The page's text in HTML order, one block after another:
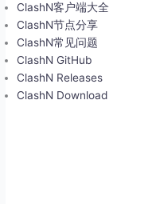
ClashN客户端大全
ClashN节点分享
ClashN常见问题
ClashN GitHub
ClashN Releases
ClashN Download